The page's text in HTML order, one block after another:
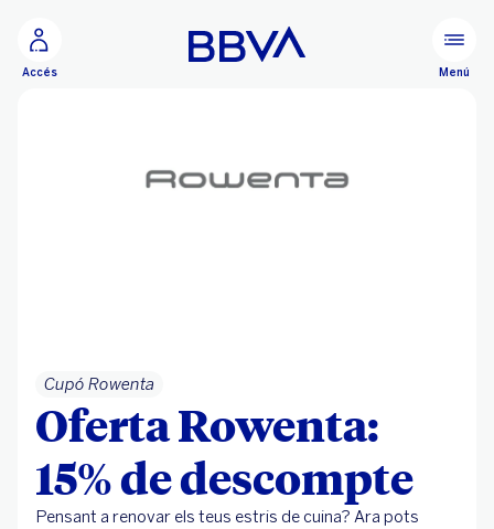
Accés Menú
Cupó Rowenta
Oferta Rowenta:
15% de descompte
Pensant a renovar els teus estris de cuina? Ara pots